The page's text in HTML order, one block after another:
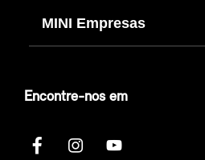
MINI Empresas
Encontre-nos em